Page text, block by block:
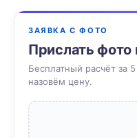
ЗАЯВКА С ФОТО
Прислать фото
Бесплатный расчёт за
назовём цену.